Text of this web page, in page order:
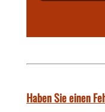
Haben Sie einen